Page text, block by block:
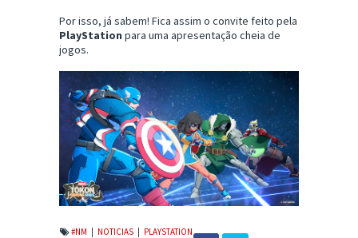
Por isso, já sabem! Fica assim o convite feito pela
PlayStation para uma apresentação cheia de
jogos.
#NM | NOTICIAS | PLAYSTATION